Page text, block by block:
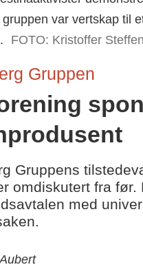
var vertskap til
FOTO: Kristoffer
Gruppen
Gruppens
omdiskutert fra før.
med
Aubert